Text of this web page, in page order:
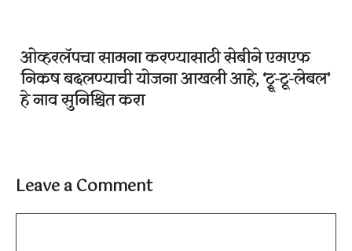
ओव्हरलॅपचा सामना करण्यासाठी सेबीने एमएफ
निकष बदलण्याची योजना आखली आहे, ‘ट्रू-टू-लेबल’
हे नाव सुनिश्चित करा
Leave a Comment
Comment